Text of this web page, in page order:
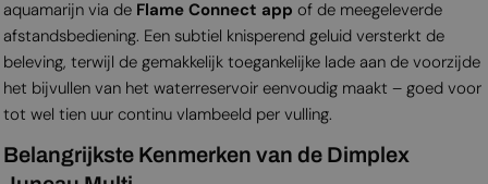
aquamarijn via de Flame Connect app of de meegeleverde
afstandsbediening. Een subtiel knisperend geluid versterkt de
beleving, terwijl de gemakkelijk toegankelijke lade aan de voorzijde
het bijvullen van het waterreservoir eenvoudig maakt – goed voor
tot wel tien uur continu vlambeeld per vulling.
Belangrijkste Kenmerken van de Dimplex